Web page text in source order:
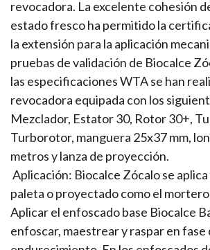
revocadora. La excelente cohesión
estado fresco ha permitido la
la extensión para la aplicación
pruebas de validación de Biocalce
las especificaciones WTA se han
revocadora equipada con los
Mezclador, Estator 30, Rotor 30+,
Turborotor, manguera 25x37 mm,
metros y lanza de proyección.
Aplicación: Biocalce Zócalo se
paleta o proyectado como el
Aplicar el enfoscado base Biocalce
enfoscar, maestrear y raspar en fase